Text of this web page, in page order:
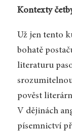
Kontexty
Už jen tento
bohatě
literaturu
pověst
V dějinách
písemnictví